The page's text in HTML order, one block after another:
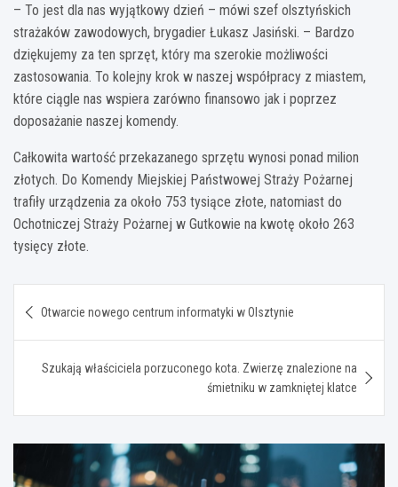
– To jest dla nas wyjątkowy dzień – mówi szef olsztyńskich
strażaków zawodowych, brygadier Łukasz Jasiński. – Bardzo
dziękujemy za ten sprzęt, który ma szerokie możliwości
zastosowania. To kolejny krok w naszej współpracy z miastem,
które ciągle nas wspiera zarówno finansowo jak i poprzez
doposażanie naszej komendy.
Całkowita wartość przekazanego sprzętu wynosi ponad milion
złotych. Do Komendy Miejskiej Państwowej Straży Pożarnej
trafiły urządzenia za około 753 tysiące złote, natomiast do
Ochotniczej Straży Pożarnej w Gutkowie na kwotę około 263
tysięcy złote.
wpisu
Otwarcie nowego centrum informatyki w Olsztynie
Szukają właściciela porzuconego kota. Zwierzę znalezione na
śmietniku w zamkniętej klatce